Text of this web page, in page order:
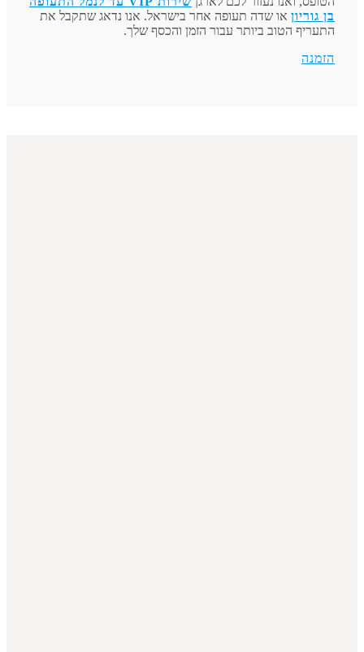
בן גוריון או שדה תעופה אחר בישראל. אנו נדאג שתקבל את
התעריף הטוב ביותר עבור הזמן והכסף שלך.
הזמנה